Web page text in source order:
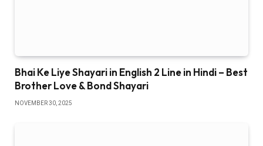
Bhai Ke Liye Shayari in English 2 Line in Hindi – Best
Brother Love & Bond Shayari
NOVEMBER 30, 2025